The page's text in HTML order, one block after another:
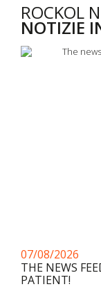
ROCKOL
NOTIZIE
07/08/2026
THE NEWS
PATIENT!